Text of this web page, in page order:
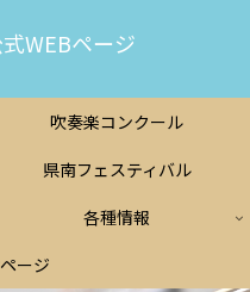
WEBページ
吹奏楽コンクール
県南フェスティバル
各種情報
ージ